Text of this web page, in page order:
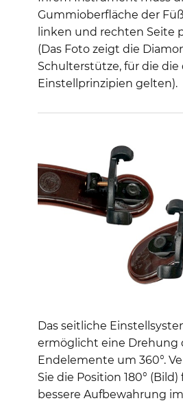
Gummioberfläche der
linken und rechten Seite
(Das Foto zeigt die
Schulterstütze, für die die
Einstellprinzipien gelten).
Das seitliche
ermöglicht eine Drehung
Endelemente um 360°.
Sie die Position 180° (Bild)
bessere Aufbewahrung im